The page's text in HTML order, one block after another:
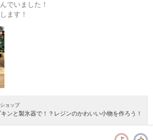
キャラクターキャンドルを作ろう！キッ
でいました！
ます！
ョップ
ンと製氷器で！？レジンのかわいい小物を作ろう！